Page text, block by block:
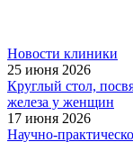
Новости клиники
25 июня 2026
Круглый стол,
железа у женщин
17 июня 2026
Научно-